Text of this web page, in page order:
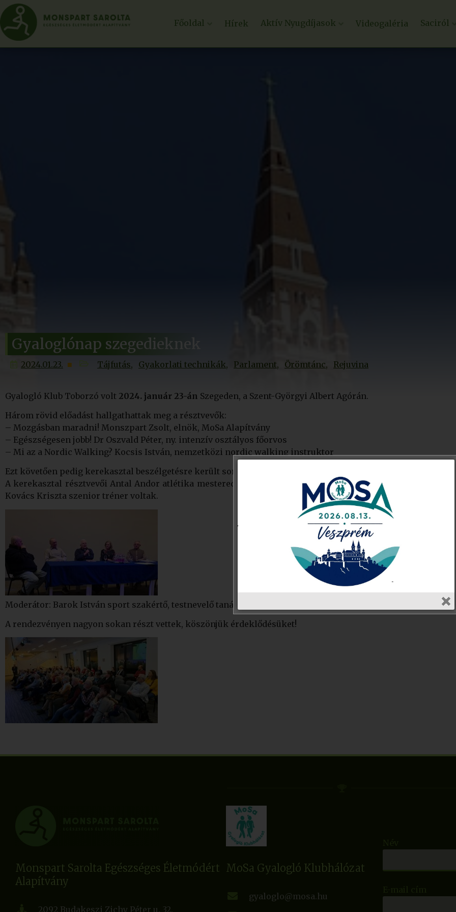
Főoldal Hírek Aktív Nyugdíjasok Videogaléria Saciról
Gyaloglónap szegedieknek
2024.01.23. Tájfutás Gyakorlati technikák Parlament Örömtánc Rejuvina
Gyalogló Klub Toborzó volt 2024. január 23-án Szegeden, a Szent-Györgyi Albert Agórán.
Három rövid előadást hallgathattak meg a résztvevők:
– Mozgásban maradni! Monszpart Zsolt, elnök, MoSa Alapítvány
– Egészségesen jobb! Dr Oszvald Péter, ny. intenzív osztályos főorvos
– Mi az a Nordic Walking? Kocsis István, nemzetközi nordic walking instruktor
Ezt követően pedig kerekasztal beszélgetésre került sor, melynek témája: Már holnap kezdj el mozogni!
A kerekasztal résztvevői Antal Andor atlétika mesteredző, Ádándi-Kiss Gyula úszó edző, Kocsis István
Kovács Kriszta szenior tréner voltak.
Moderátor: Barok István sport szakértő, testnevelő tanár
A rendezvényen nagyon sokan részt vettek, köszönjük érdeklődésüket!
Monspart Sarolta Egészséges Életmódért
Alapítvány
2092 Budakeszi Zichy Péter u. 32.
MoSa Gyalogló Klubhálózat
gyaloglo@mosa.hu